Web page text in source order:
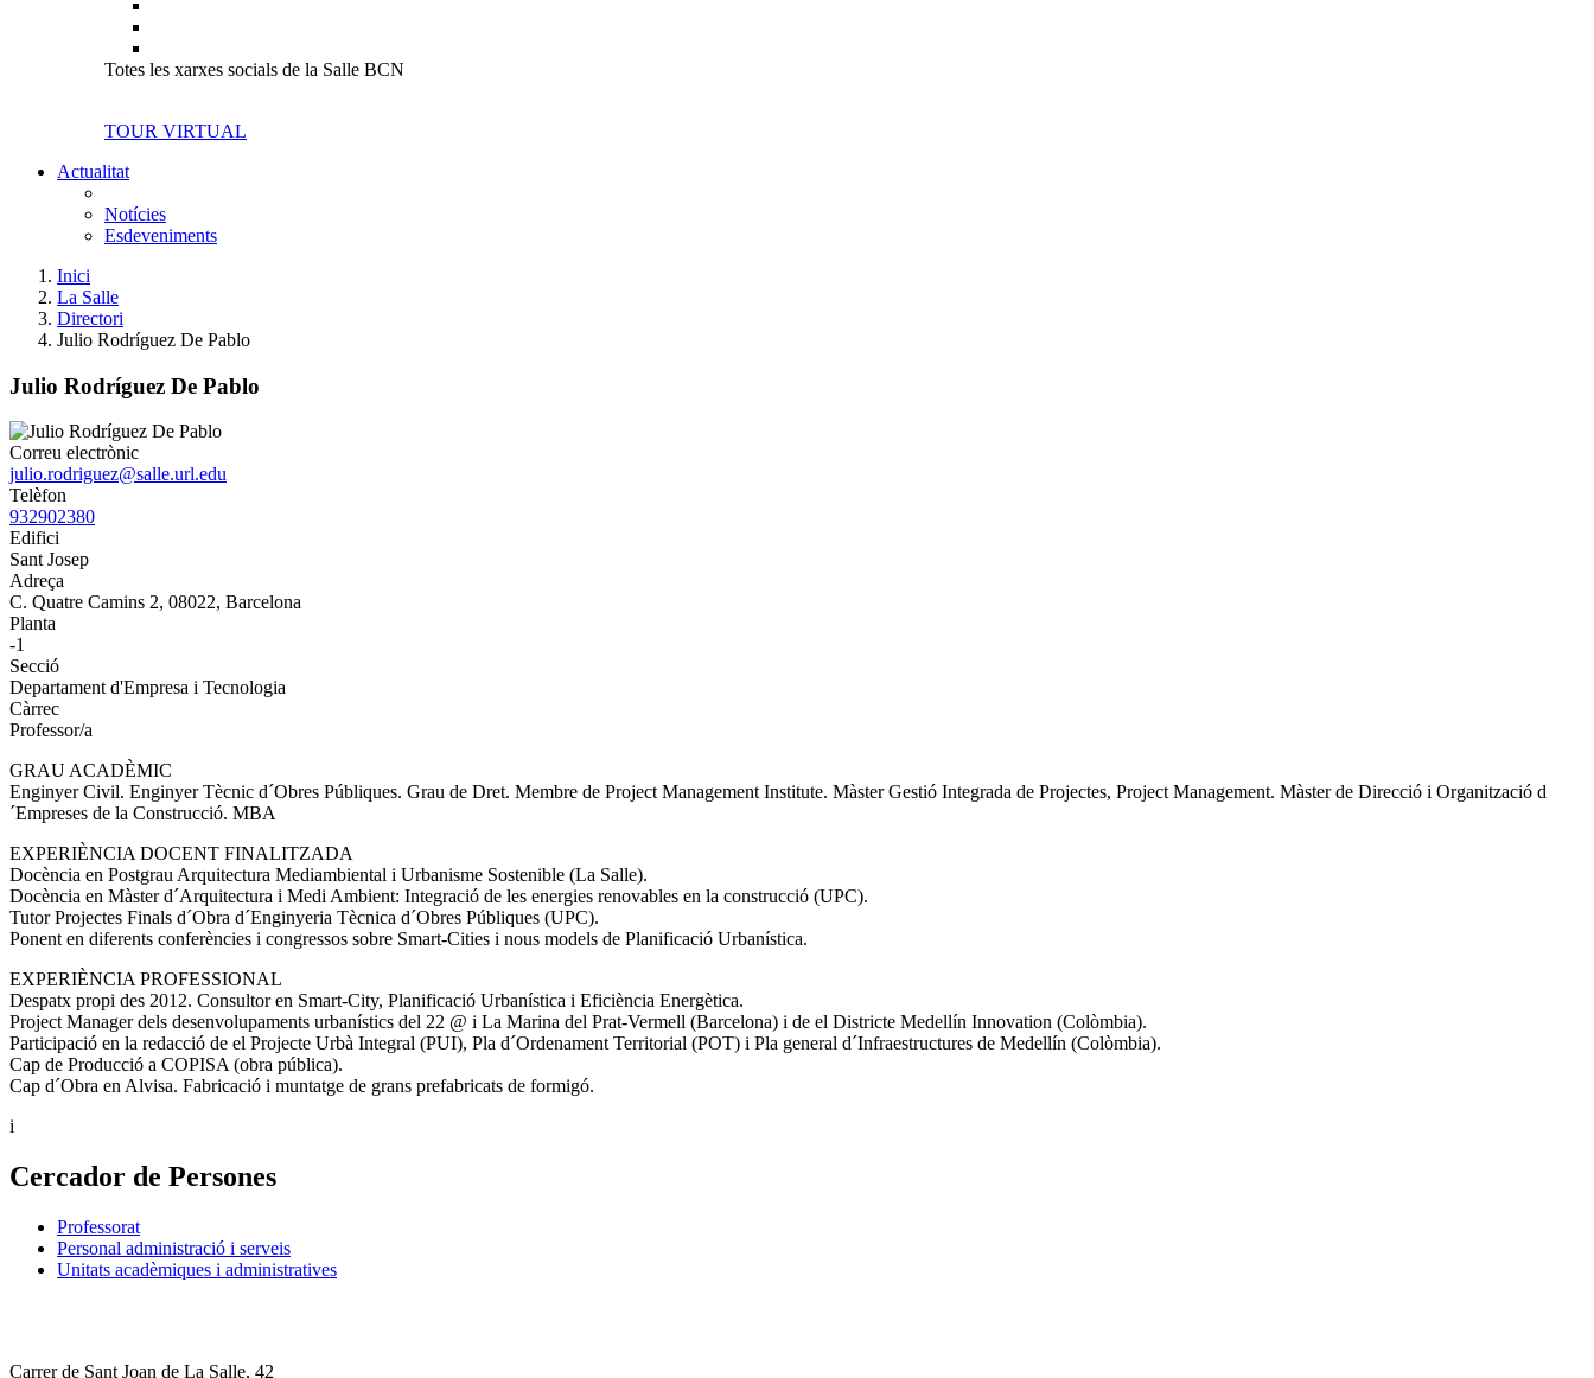
Totes les xarxes socials de la Salle BCN
TOUR VIRTUAL
Actualitat
Notícies
Esdeveniments
Inici
La Salle
Directori
Julio Rodríguez De Pablo
Julio Rodríguez De Pablo
Correu electrònic
julio.rodriguez@salle.url.edu
Telèfon
932902380
Edifici
Sant Josep
Adreça
C. Quatre Camins 2, 08022, Barcelona
Planta
-1
Secció
Departament d'Empresa i Tecnologia
Càrrec
Professor/a
GRAU ACADÈMIC
Enginyer Civil. Enginyer Tècnic d´Obres Públiques. Grau de Dret. Membre de Project Management Institute. Màster Gestió Integrada de Projectes, Project Management. Màster de Direcció i Organització d
´Empreses de la Construcció. MBA
EXPERIÈNCIA DOCENT FINALITZADA
Docència en Postgrau Arquitectura Mediambiental i Urbanisme Sostenible (La Salle).
Docència en Màster d´Arquitectura i Medi Ambient: Integració de les energies renovables en la construcció (UPC).
Tutor Projectes Finals d´Obra d´Enginyeria Tècnica d´Obres Públiques (UPC).
Ponent en diferents conferències i congressos sobre Smart-Cities i nous models de Planificació Urbanística.
EXPERIÈNCIA PROFESSIONAL
Despatx propi des 2012. Consultor en Smart-City, Planificació Urbanística i Eficiència Energètica.
Project Manager dels desenvolupaments urbanístics del 22 @ i La Marina del Prat-Vermell (Barcelona) i de el Districte Medellín Innovation (Colòmbia).
Participació en la redacció de el Projecte Urbà Integral (PUI), Pla d´Ordenament Territorial (POT) i Pla general d´Infraestructures de Medellín (Colòmbia).
Cap de Producció a COPISA (obra pública).
Cap d´Obra en Alvisa. Fabricació i muntatge de grans prefabricats de formigó.
i
Cercador de Persones
Professorat
Personal administració i serveis
Unitats acadèmiques i administratives
Carrer de Sant Joan de La Salle, 42